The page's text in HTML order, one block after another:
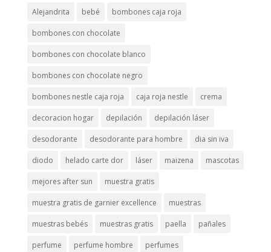
Alejandrita bebé bombones caja roja
bombones con chocolate
bombones con chocolate blanco
bombones con chocolate negro
bombones nestle caja roja caja roja nestle crema
decoracion hogar depilación depilación láser
desodorante desodorante para hombre dia sin iva
diodo helado carte dor láser maizena mascotas
mejores after sun muestra gratis
muestra gratis de garnier excellence muestras
muestras bebés muestras gratis paella pañales
perfume perfume hombre perfumes